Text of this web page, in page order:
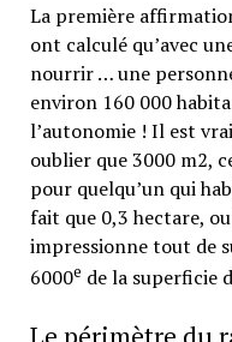
La première
ont calculé qu’avec
nourrir … une
environ 160 000
l’autonomie ! Il est
oublier que 3000 m2,
pour quelqu’un qui
fait que 0,3 hectare,
impressionne tout de
6000e de la superficie